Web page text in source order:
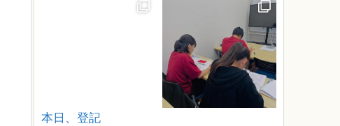
本日、登記